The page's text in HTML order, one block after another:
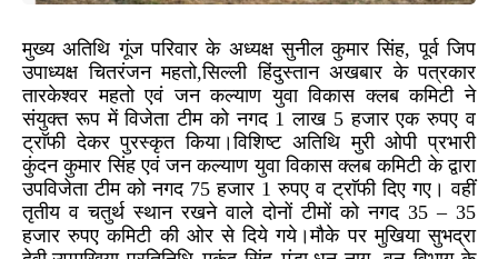
मुख्य अतिथि गूंज परिवार के अध्यक्ष सुनील कुमार सिंह, पूर्व जिप
उपाध्यक्ष चितरंजन महतो,सिल्ली हिंदुस्तान अखबार के पत्रकार
तारकेश्वर महतो एवं जन कल्याण युवा विकास क्लब कमिटी ने
संयुक्त रूप में विजेता टीम को नगद 1 लाख 5 हजार एक रुपए व
ट्राॅफी देकर पुरस्कृत किया।विशिष्ट अतिथि मुरी ओपी प्रभारी
कुंदन कुमार सिंह एवं जन कल्याण युवा विकास क्लब कमिटी के द्वारा
उपविजेता टीम को नगद 75 हजार 1 रुपए व ट्राॅफी दिए गए। वहीं
तृतीय व चतुर्थ स्थान रखने वाले दोनों टीमों को नगद 35 – 35
हजार रुपए कमिटी की ओर से दिये गये।मौके पर मुखिया सुभद्रा